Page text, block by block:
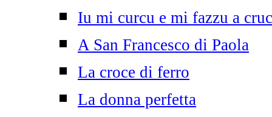
Iu mi curcu e mi fazzu a
A San Francesco di Paola
La croce di ferro
La donna perfetta